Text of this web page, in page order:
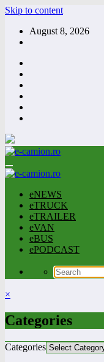
Skip to content
August 8, 2026
eNEWS
eTRUCK
eTRAILER
eVAN
eBUS
ePODCAST
×
Categories
Categories